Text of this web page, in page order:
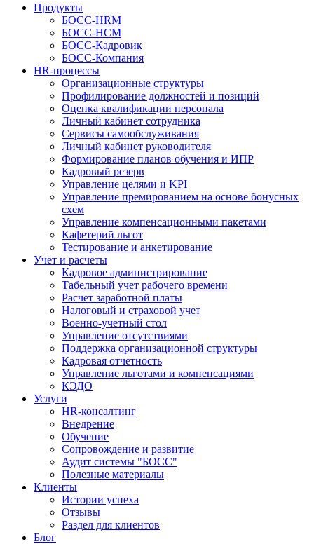
Продукты
БОСС-HRM
БОСС-HCM
БОСС-Кадровик
БОСС-Компания
HR-процессы
Организационные структуры
Профилирование должностей и позиций
Оценка квалификации персонала
Личный кабинет сотрудника
Сервисы самообслуживания
Личный кабинет руководителя
Формирование планов обучения и ИПР
Кадровый резерв
Управление целями и KPI
Управление премированием на основе бонусных
схем
Управление компенсационными пакетами
Кафетерий льгот
Тестирование и анкетирование
Учет и расчеты
Кадровое администрирование
Табельный учет рабочего времени
Расчет заработной платы
Налоговый и страховой учет
Военно-учетный стол
Управление отсутствиями
Поддержка организационной структуры
Кадровая отчетность
Управление льготами и компенсациями
КЭДО
Услуги
HR-консалтинг
Внедрение
Обучение
Сопровождение и развитие
Аудит системы "БОСС"
Полезные материалы
Клиенты
Истории успеха
Отзывы
Раздел для клиентов
Блог